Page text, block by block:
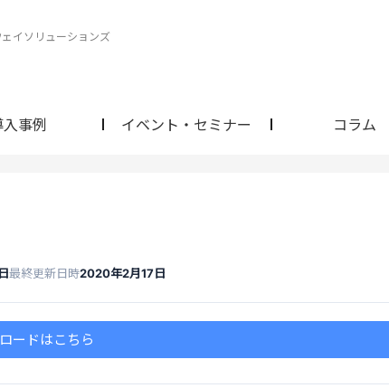
イソリューションズ
事例 イベント・セミナー コラム
最終更新日時2020年2月17日
ードはこちら